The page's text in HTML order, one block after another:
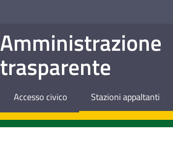
Amministrazione
trasparente
Accesso civico Stazioni appaltanti